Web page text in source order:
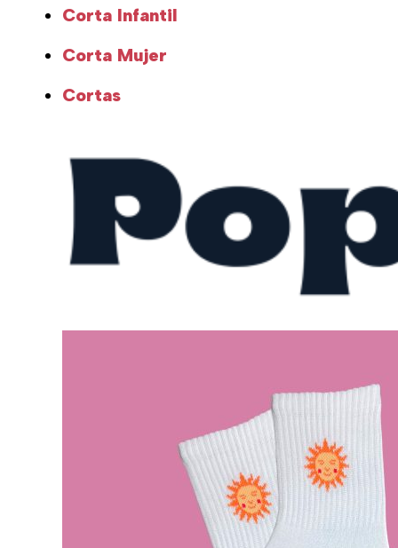
Corta Infantil
Corta Mujer
Cortas